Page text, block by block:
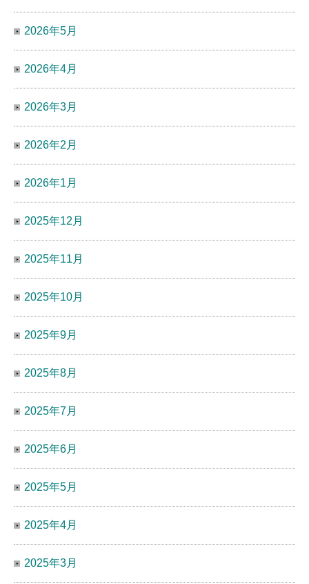
2026年5月
2026年4月
2026年3月
2026年2月
2026年1月
2025年12月
2025年11月
2025年10月
2025年9月
2025年8月
2025年7月
2025年6月
2025年5月
2025年4月
2025年3月